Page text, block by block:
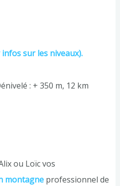
sur les niveaux).
: + 350 m, 12 km
ou Loïc vos
montagne professionnel de